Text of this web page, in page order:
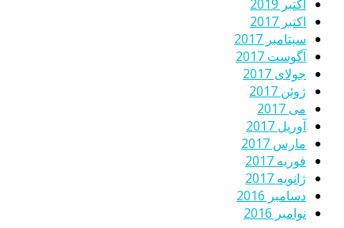
اکتبر 2019
اکتبر 2017
سپتامبر 2017
آگوست 2017
جولای 2017
ژوئن 2017
می 2017
آوریل 2017
مارس 2017
فوریه 2017
ژانویه 2017
دسامبر 2016
نوامبر 2016